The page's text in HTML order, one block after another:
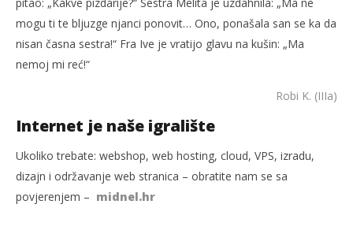
mogu ti te bljuzge njanci ponovit… Ono, ponašala san se ka da
nisan časna sestra!“ Fra Ive je vratijo glavu na kušin: „Ma
nemoj mi reć!“
Robi K. (IIIa)
Internet je naše igralište
Ukoliko trebate: webshop, web hosting, cloud, VPS, izradu,
dizajn i održavanje web stranica – obratite nam se sa
povjerenjem – midnel.hr